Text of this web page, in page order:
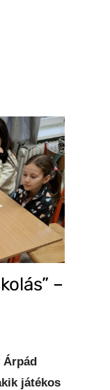
–
Árpád
játékos